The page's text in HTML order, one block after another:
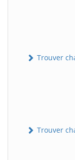
Trouver
Trouver